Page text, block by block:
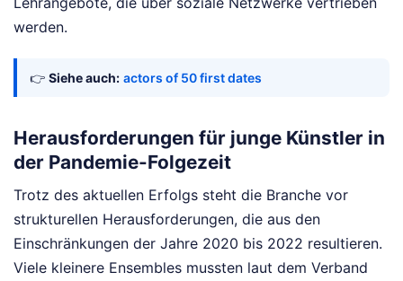
werden.
👉 Siehe auch: actors of 50 first dates
Herausforderungen für junge Künstler in
der Pandemie-Folgezeit
Trotz des aktuellen Erfolgs steht die Branche vor
strukturellen Herausforderungen, die aus den
Einschränkungen der Jahre 2020 bis 2022 resultieren.
Viele kleinere Ensembles mussten laut dem Verband